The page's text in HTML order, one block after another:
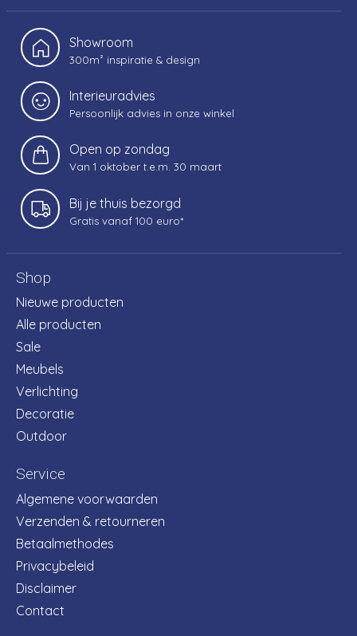
Showroom
300m² inspiratie & design
Interieuradvies
Persoonlijk advies in onze winkel
Open op zondag
Van 1 oktober t.e.m. 30 maart
Bij je thuis bezorgd
Gratis vanaf 100 euro*
Shop
Nieuwe producten
Alle producten
Sale
Meubels
Verlichting
Decoratie
Outdoor
Service
Algemene voorwaarden
Verzenden & retourneren
Betaalmethodes
Privacybeleid
Disclaimer
Contact